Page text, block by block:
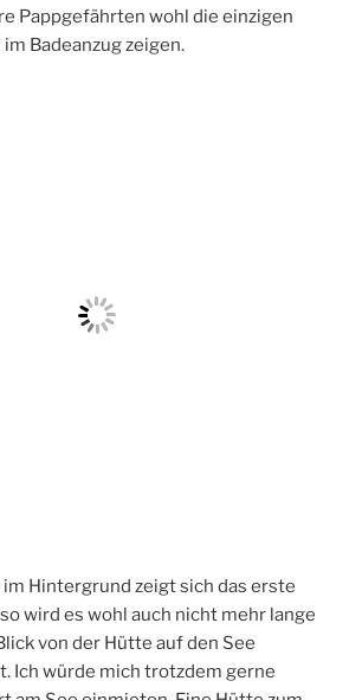
Pappgefährten wohl die einzigen
Badeanzug zeigen.
im Hintergrund zeigt sich das erste
wird es wohl auch nicht mehr lange
von der Hütte auf den See
Ich würde mich trotzdem gerne